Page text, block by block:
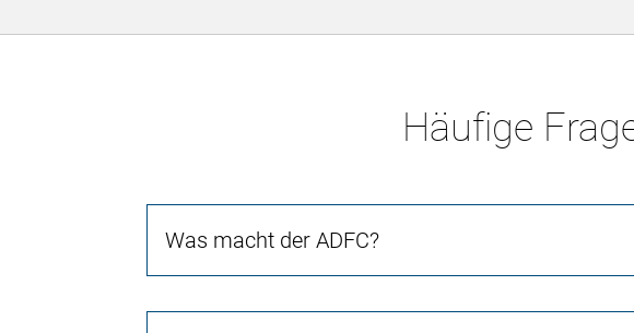
Häufige
Was macht der ADFC?